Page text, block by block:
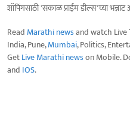
शॉपिंगसाठी 'सकाळ प्राईम डील्स'च्या
Read Marathi newsand watch Live
India, Pune,Mumbai, Politics,
GetLive Marathi newson Mobile.
and IOS.